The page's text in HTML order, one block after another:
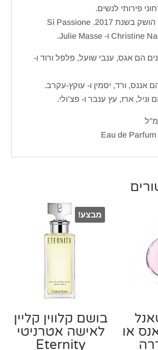
פירותי לנשים.
Sì Passione הושק בשנת 2017. Sì Passione
הם אגס, ענבי שועל, פלפל ורוד ו-
אננס, ורד, יסמין ו- עוקץ-עקרב.
וניל, ארז, עץ ענבר ו- פצ’ולי.
או
מבצע!
בושם קלווין קליין
לאישה אטרניטי
Eternity